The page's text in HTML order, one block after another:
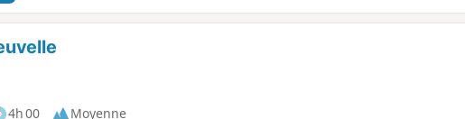
4h 00
Moyenne